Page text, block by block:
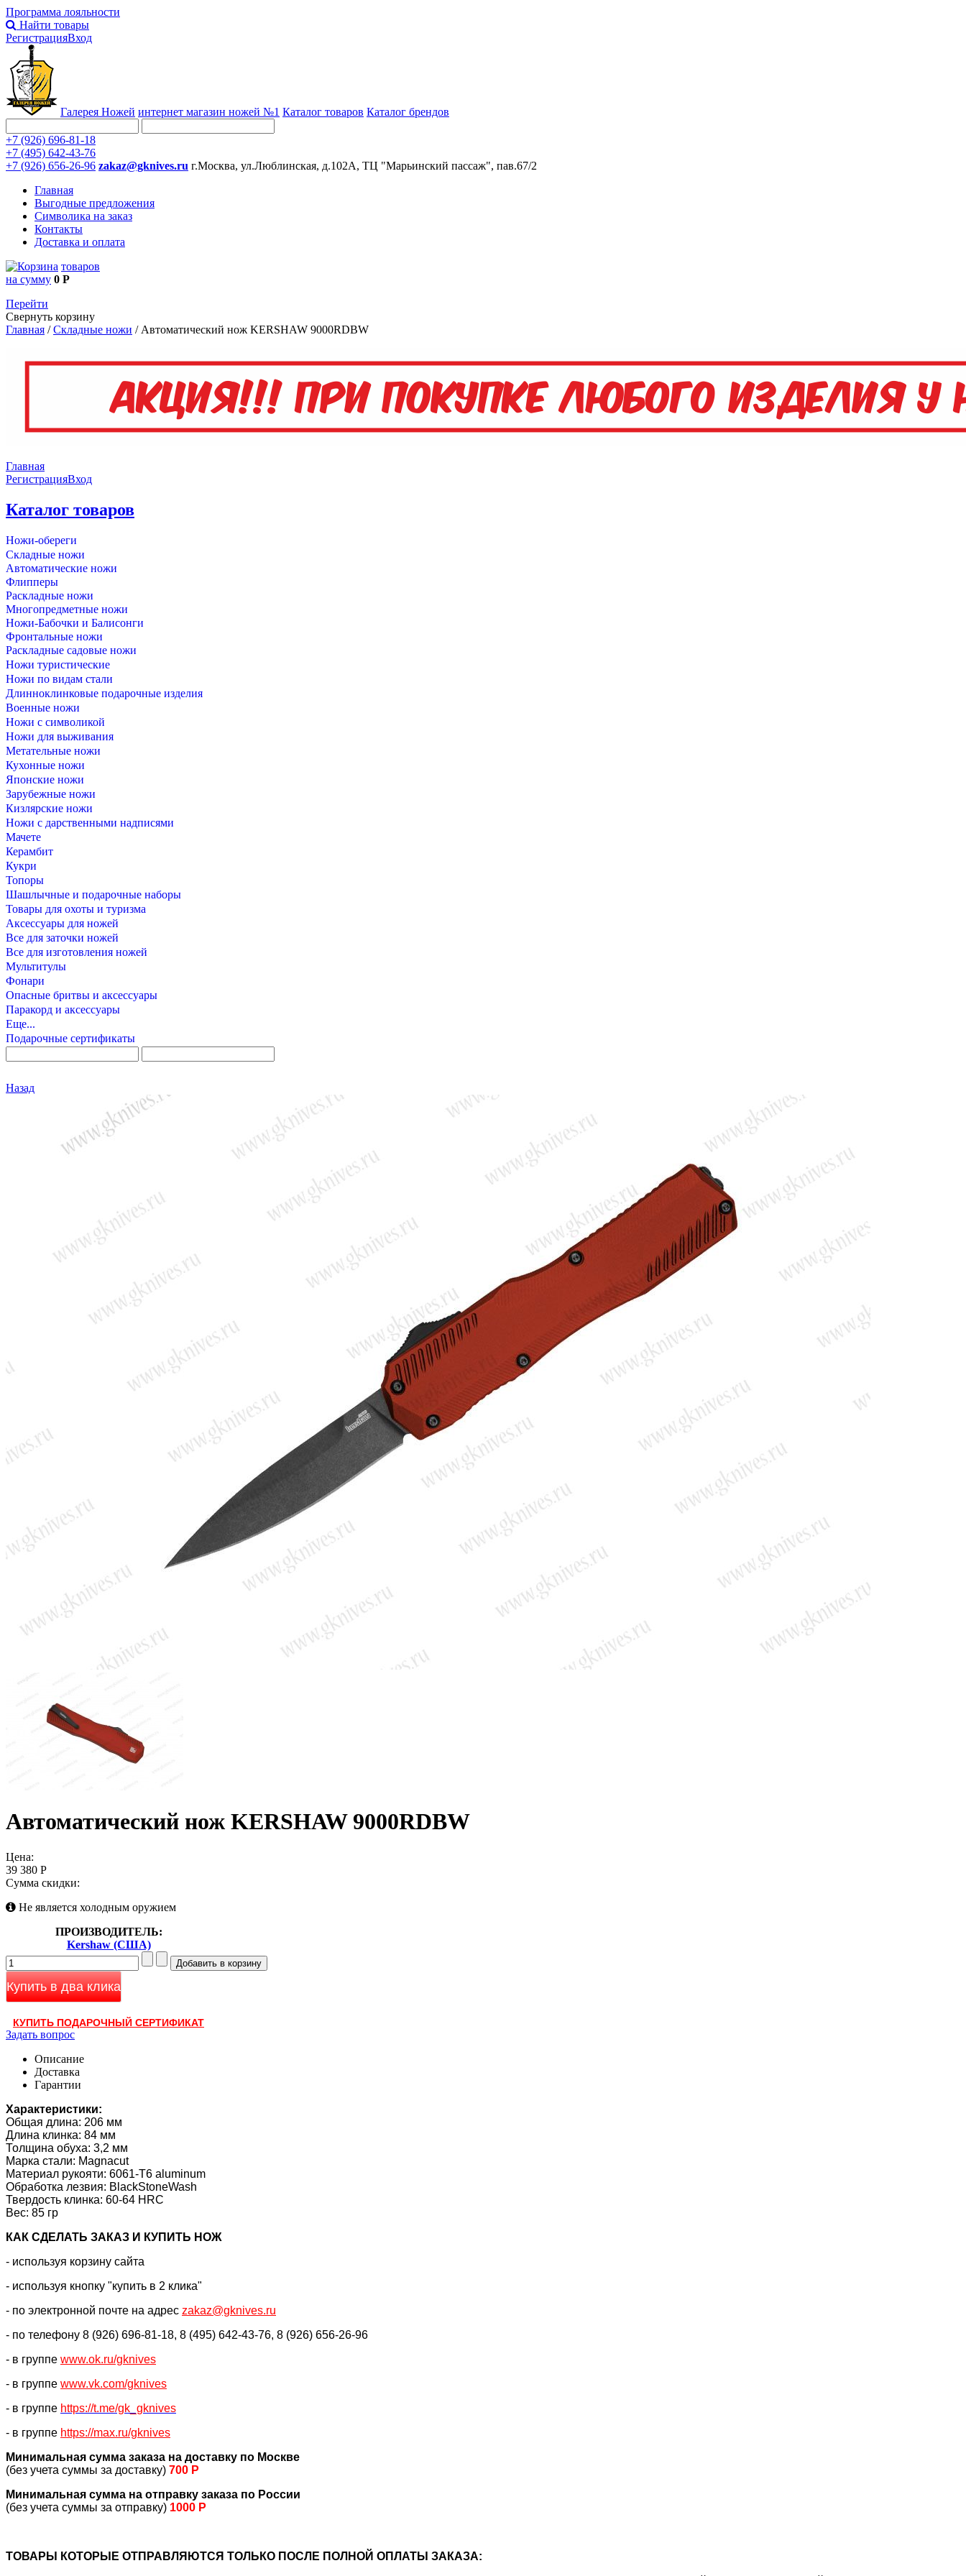
Программа лояльности
Найти товары
РегистрацияВход
Галерея Ножей интернет магазин ножей №1 Каталог товаров Каталог брендов
+7 (926) 696-81-18
+7 (495) 642-43-76
+7 (926) 656-26-96 zakaz@gknives.ru г.Москва, ул.Люблинская, д.102А, ТЦ "Марьинский пассаж", пав.67/2
Главная
Выгодные предложения
Символика на заказ
Контакты
Доставка и оплата
товаров
на сумму 0 Р
Перейти
Свернуть корзину
Главная /Складные ножи / Автоматический нож KERSHAW 9000RDBW
Главная
РегистрацияВход
Каталог товаров
Ножи-обереги
Складные ножи
Автоматические ножи
Флипперы
Раскладные ножи
Многопредметные ножи
Ножи-Бабочки и Балисонги
Фронтальные ножи
Раскладные садовые ножи
Ножи туристические
Ножи по видам стали
Длинноклинковые подарочные изделия
Военные ножи
Ножи с символикой
Ножи для выживания
Метательные ножи
Кухонные ножи
Японские ножи
Зарубежные ножи
Кизлярские ножи
Ножи с дарственными надписями
Мачете
Керамбит
Кукри
Топоры
Шашлычные и подарочные наборы
Товары для охоты и туризма
Аксессуары для ножей
Все для заточки ножей
Все для изготовления ножей
Мультитулы
Фонари
Опасные бритвы и аксессуары
Паракорд и аксессуары
Еще...
Подарочные сертификаты
Назад
Автоматический нож KERSHAW 9000RDBW
Цена:
39 380 Р
Сумма скидки:
Не является холодным оружием
ПРОИЗВОДИТЕЛЬ:
Kershaw (США)
Купить в два клика
КУПИТЬ ПОДАРОЧНЫЙ СЕРТИФИКАТ
Задать вопрос
Описание
Доставка
Гарантии
Характеристики:
Общая длина: 206 мм
Длина клинка: 84 мм
Толщина обуха: 3,2 мм
Марка стали: Magnacut
Материал рукояти: 6061-T6 aluminum
Обработка лезвия: BlackStoneWash
Твердость клинка: 60-64 HRC
Вес: 85 гр
КАК CДЕЛАТЬ ЗАКАЗ И КУПИТЬ НОЖ
- используя корзину сайта
- используя кнопку "купить в 2 клика"
- по электронной почте на адрес zakaz@gknives.ru
- по телефону 8 (926) 696-81-18, 8 (495) 642-43-76, 8 (926) 656-26-96
- в группе www.ok.ru/gknives
- в группе www.vk.com/gknives
- в группе https://t.me/gk_gknives
- в группе https://max.ru/gknives
Минимальная сумма заказа на доставку по Москве
(без учета суммы за доставку) 700 Р
Минимальная сумма на отправку заказа по России
(без учета суммы за отправку) 1000 Р
ТОВАРЫ КОТОРЫЕ ОТПРАВЛЯЮТСЯ ТОЛЬКО ПОСЛЕ ПОЛНОЙ ОПЛАТЫ ЗАКАЗА: